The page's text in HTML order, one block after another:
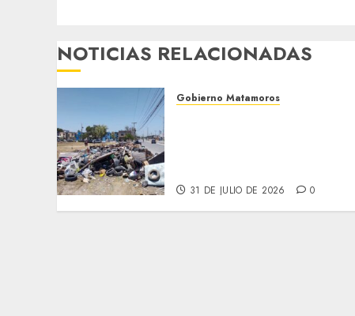
NOTICIAS RELACIONADAS
Gobierno Matamoros
31 DE JULIO DE 2026 0